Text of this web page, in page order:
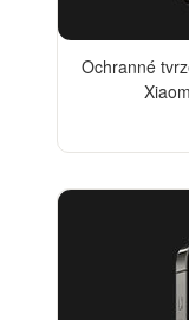
Ochranné